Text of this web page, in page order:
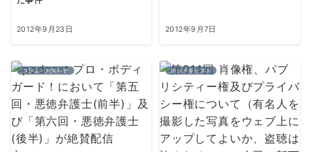
2012年9月23日 2012年9月7日
コラム・お知らせ ポッドキャスト